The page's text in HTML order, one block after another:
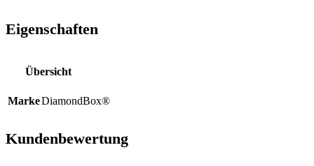
Eigenschaften
Übersicht
MarkeDiamondBox®
Kundenbewertung